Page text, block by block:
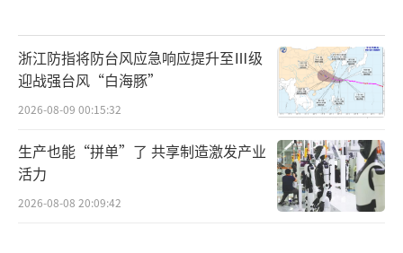
浙江防指将防台风应急响应提升至Ⅲ级
迎战强台风“白海豚”
2026-08-09 00:15:32
生产也能“拼单”了 共享制造激发产业
活力
2026-08-08 20:09:42